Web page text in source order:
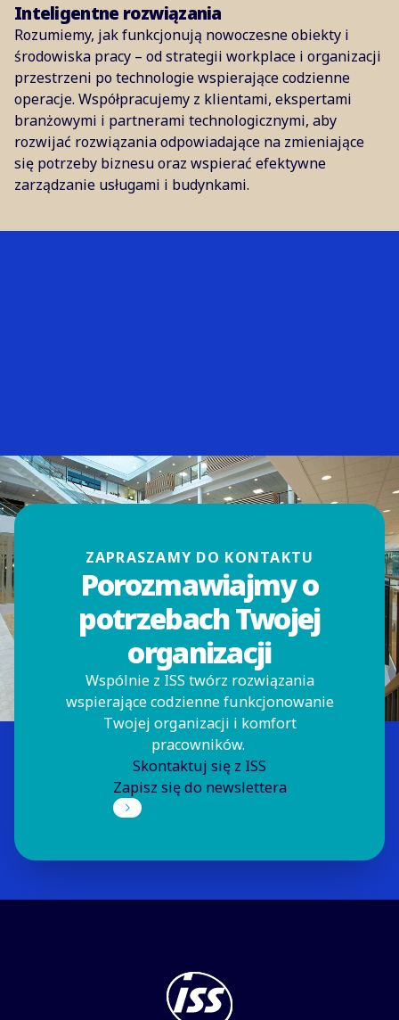
Inteligentne rozwiązania
Rozumiemy, jak funkcjonują nowoczesne obiekty i
środowiska pracy – od strategii workplace i organizacji
przestrzeni po technologie wspierające codzienne
operacje. Współpracujemy z klientami, ekspertami
branżowymi i partnerami technologicznymi, aby
rozwijać rozwiązania odpowiadające na zmieniające
się potrzeby biznesu oraz wspierać efektywne
zarządzanie usługami i budynkami.
ZAPRASZAMY DO KONTAKTU
Porozmawiajmy o
potrzebach Twojej
organizacji
Wspólnie z ISS twórz rozwiązania
wspierające codzienne funkcjonowanie
Twojej organizacji i komfort
pracowników.
Skontaktuj się z ISS
Zapisz się do newslettera